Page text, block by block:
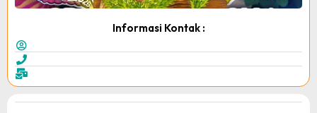
Informasi Kontak :